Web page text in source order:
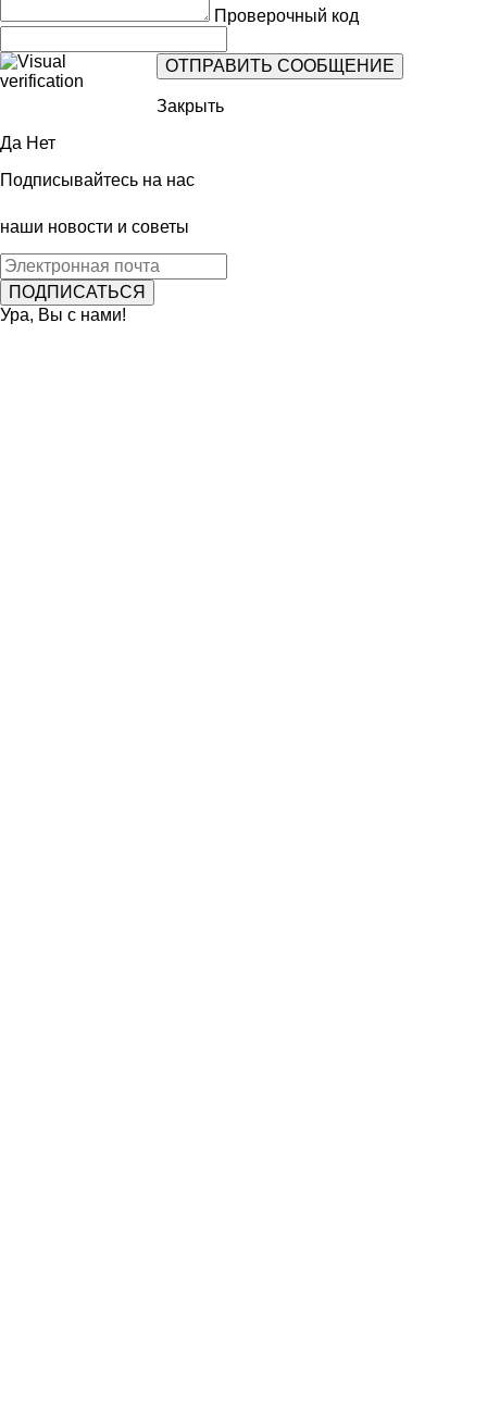
Проверочный код
Закрыть
Да Нет
Подписывайтесь на нас
наши новости и советы
Ура, Вы с нами!